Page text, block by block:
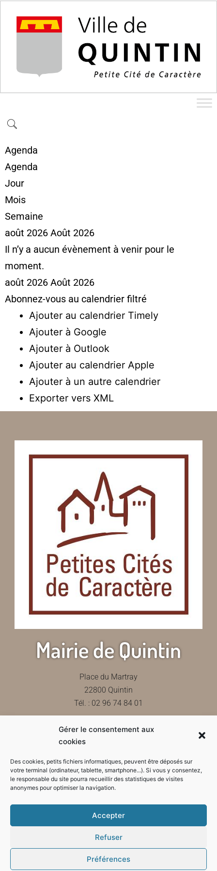
Gérer le consentement aux
cookies
Des cookies, petits fichiers informatiques, peuvent être déposés sur
votre terminal (ordinateur, tablette, smartphone...). Si vous y consentez,
le responsable du site pourra recueillir des statistiques de visites
anonymes pour optimiser la navigation.
Accepter
Refuser
Préférences
Agenda
Agenda
Jour
Mois
Semaine
août 2026 Août 2026
Il n’y a aucun évènement à venir pour le
moment.
août 2026 Août 2026
Abonnez-vous au calendrier filtré
Ajouter au calendrier Timely
Ajouter à Google
Ajouter à Outlook
Ajouter au calendrier Apple
Ajouter à un autre calendrier
Exporter vers XML
Mairie de Quintin
Place du Martray
22800 Quintin
Tél. : 02 96 74 84 01
Contactez-nous
Horaires d'ouverture de la mairie